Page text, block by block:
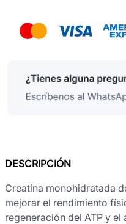
DESCRIPCIÓN
Creatina monohidratada
mejorar el rendimiento
regeneración del ATP y